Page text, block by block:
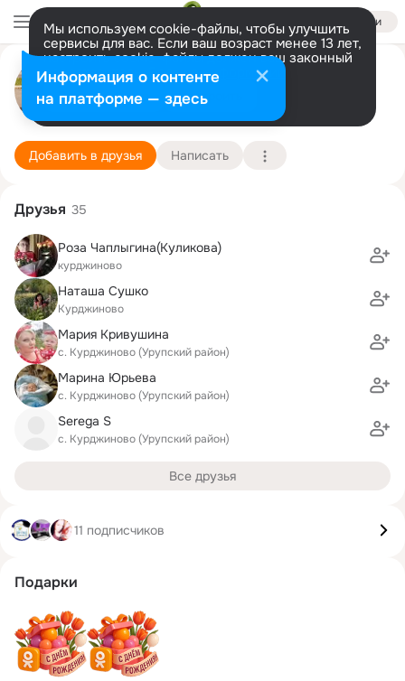
Войти
Мы используем cookie-файлы, чтобы улучшить
сервисы для вас. Если ваш возраст менее 13 лет,
настроить cookie-файлы должен ваш законный
представитель. Больше информации
Разрешить все Настроить
Татьяна Блинова
Курджиново 24 июля (37 лет)
Подробнее
Добавить в друзья Написать
Друзья 35
Роза Чаплыгина(Куликова)
курджиново
Наташа Сушко
Курджиново
Мария Кривушина
с. Курджиново (Урупский район)
Марина Юрьева
с. Курджиново (Урупский район)
Serega S
с. Курджиново (Урупский район)
Все друзья
11 подписчиков
Подарки
Информация о контенте
на платформе — здесь